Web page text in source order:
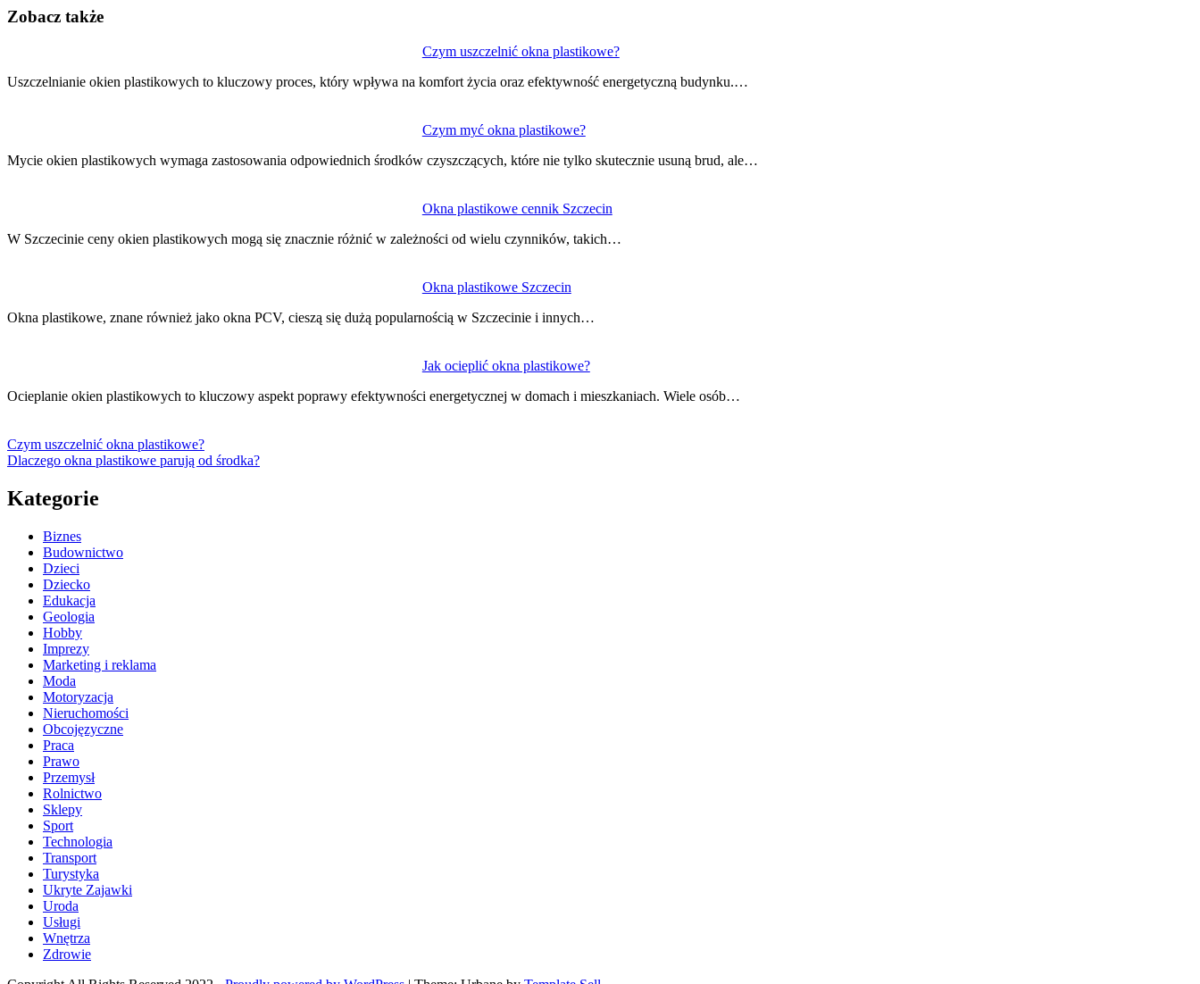
Zobacz także
Czym uszczelnić okna plastikowe?
Uszczelnianie okien plastikowych to kluczowy proces, który wpływa na komfort życia oraz efektywność energetyczną budynku.…
Czym myć okna plastikowe?
Mycie okien plastikowych wymaga zastosowania odpowiednich środków czyszczących, które nie tylko skutecznie usuną brud, ale…
Okna plastikowe cennik Szczecin
W Szczecinie ceny okien plastikowych mogą się znacznie różnić w zależności od wielu czynników, takich…
Okna plastikowe Szczecin
Okna plastikowe, znane również jako okna PCV, cieszą się dużą popularnością w Szczecinie i innych…
Jak ocieplić okna plastikowe?
Ocieplanie okien plastikowych to kluczowy aspekt poprawy efektywności energetycznej w domach i mieszkaniach. Wiele osób…
wpisu
Czym uszczelnić okna plastikowe?
Dlaczego okna plastikowe parują od środka?
Kategorie
Biznes
Budownictwo
Dzieci
Dziecko
Edukacja
Geologia
Hobby
Imprezy
Marketing i reklama
Moda
Motoryzacja
Nieruchomości
Obcojęzyczne
Praca
Prawo
Przemysł
Rolnictwo
Sklepy
Sport
Technologia
Transport
Turystyka
Ukryte Zajawki
Uroda
Usługi
Wnętrza
Zdrowie